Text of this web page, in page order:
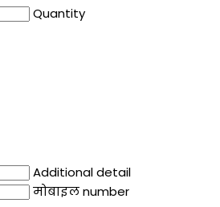
Quantity
Additional detail
मोबाइल number